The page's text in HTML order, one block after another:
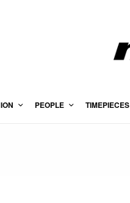
PEOPLE TIMEPIECES